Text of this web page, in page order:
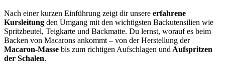
Nach einer kurzen Einführung zeigt dir unsere erfahrene
Kursleitung den Umgang mit den wichtigsten Backutensilien wie
Spritzbeutel, Teigkarte und Backmatte. Du lernst, worauf es beim
Backen von Macarons ankommt – von der Herstellung der
Macaron-Masse bis zum richtigen Aufschlagen und Aufspritzen
der Schalen.